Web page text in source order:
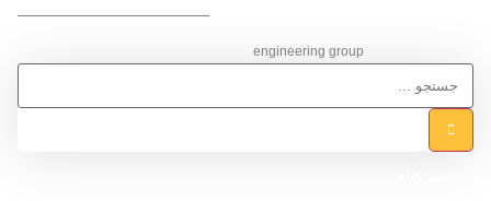
engineering group